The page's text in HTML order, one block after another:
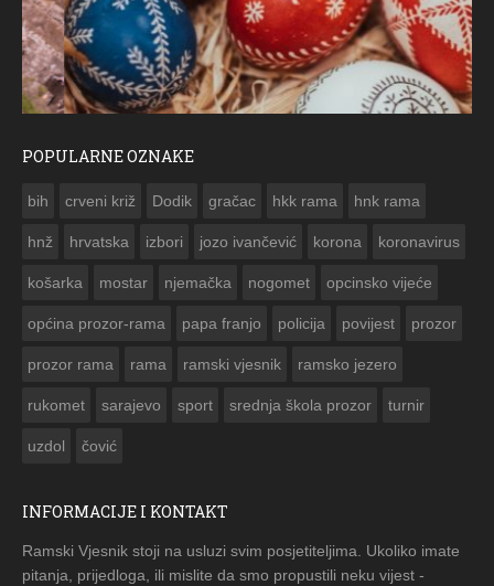
POPULARNE OZNAKE
bih crveni križ Dodik gračac hkk rama hnk rama
hnž hrvatska izbori jozo ivančević korona koronavirus
košarka mostar njemačka nogomet opcinsko vijeće
općina prozor-rama papa franjo policija povijest prozor
prozor rama rama ramski vjesnik ramsko jezero
rukomet sarajevo sport srednja škola prozor turnir
uzdol čović
INFORMACIJE I KONTAKT
Ramski Vjesnik stoji na usluzi svim posjetiteljima. Ukoliko imate
pitanja, prijedloga, ili mislite da smo propustili neku vijest -